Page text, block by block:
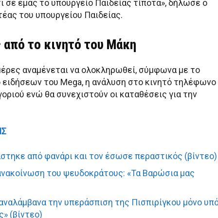
σε εμάς το υπουργείο Παιδείας τίποτα», δήλωσε ο
του υπουργείου Παιδείας.
από το κινητό του Μάκη
αναμένεται να ολοκληρωθεί, σύμφωνα με το
ειδήσεων του Mega, η ανάλυση στο κινητό τηλέφωνο
ενώ θα συνεχιστούν οι καταθέσεις για την
από φανάρι και τον έσωσε περαστικός (βίντεο)
του ψευδοκράτους: «Τα Βαρώσια μας
την υπεράσπιση της Πισπιρίγκου μόνο
(βίντεο)